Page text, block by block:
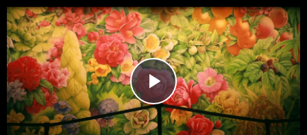
Play
Video